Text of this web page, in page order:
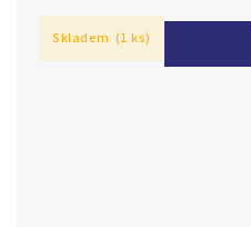
Skladem (1 ks)